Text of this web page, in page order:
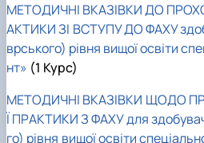
МЕТОДИЧНІ ВКАЗІВКИ ДО
АКТИКИ ЗІ ВСТУПУ ДО ФАХУ
врського) рівня вищої освіти
нт» (1 Курс)
МЕТОДИЧНІ ВКАЗІВКИ ЩОДО
Ї ПРАКТИКИ З ФАХУ для
го) рівня вищої освіти